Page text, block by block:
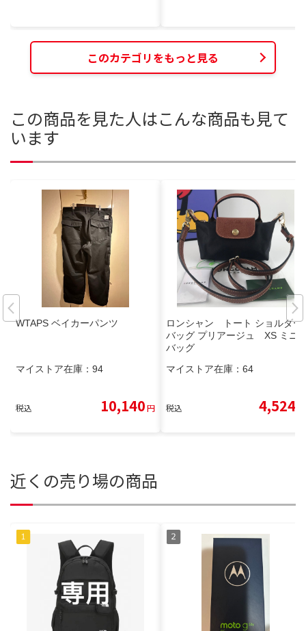
このカテゴリをもっと見る
この商品を見た人はこんな商品も見て
います
WTAPS ベイカーパンツ
マイストア在庫： 94
税込 10,140円
ロンシャン トート ショルダー
バッグ プリアージュ XS ミニ
バッグ
マイストア在庫： 64
税込 4,524
近くの売り場の商品